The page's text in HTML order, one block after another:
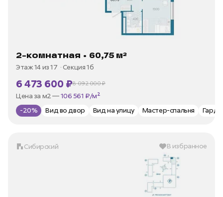
2-комнатная • 60,75 м²
Этаж 14 из 17 Секция 1б
6 473 600 ₽8 092 000 ₽
В ипотеку —от 31 050 ₽/мес
Цена за м2 —
-20% Вид во двор Вид на улицу Мастер-спальня
Сибирский В избранное